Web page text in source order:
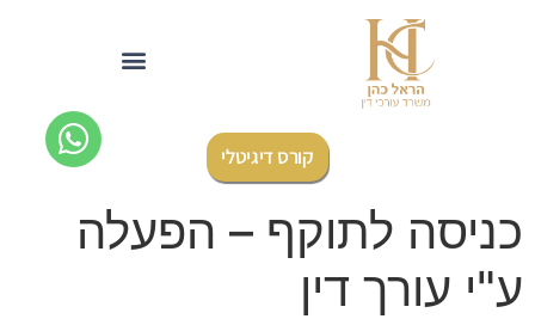
קורס דיגיטלי
כניסה לתוקף – הפעלה
ע"י עורך דין